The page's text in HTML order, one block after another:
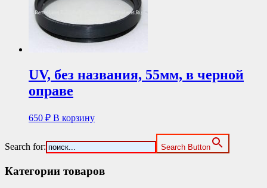
UV, без названия, 55мм, в черной
оправе
650 ₽ В корзину
Search for: Search Button
Категории товаров